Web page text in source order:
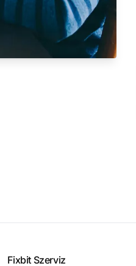
Fixbit Szerviz